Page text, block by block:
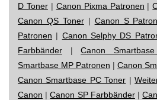
D Toner| Canon Pixma Patronen |
Canon QS Toner| Canon S
Patronen | Canon Selphy DS
Farbbänder |Canon
Smartbase MP Patronen | Canon
Canon Smartbase PC Toner |
Canon |Canon SP Farbbänder|